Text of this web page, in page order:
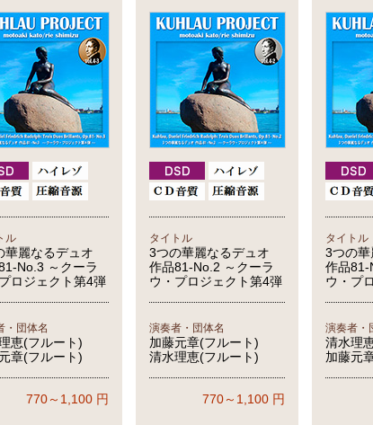
ル
華麗なるデュオ
No.3 ～クーラ
ロジェクト第4弾
・団体名
恵(フルート)
章(フルート)
770～1,100 円
タイトル
3つの華麗なるデュオ
作品81-No.2 ～クーラ
ウ・プロジェクト第4弾
演奏者・団体名
加藤元章(フルート)
清水理恵(フルート)
770～1,100 円
タイトル
3つの華
作品81-
ウ・プ
演奏者・
清水理
加藤元